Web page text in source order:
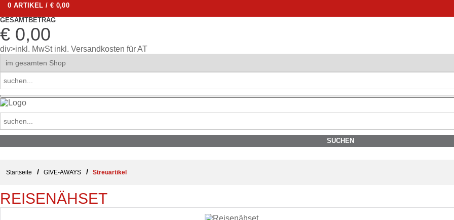
0 ARTIKEL / € 0,00
GESAMTBETRAG
€ 0,00
div>inkl. MwSt inkl. Versandkosten für AT
Startseite / GIVE-AWAYS / Streuartikel
REISENÄHSET